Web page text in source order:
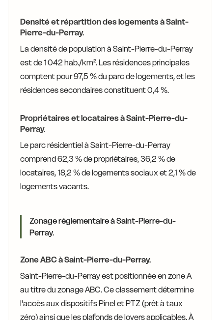
Densité et répartition des logements à Saint-
Pierre-du-Perray.
La densité de population à Saint-Pierre-du-Perray
est de 1 042 hab./km². Les résidences principales
comptent pour 97,5 % du parc de logements, et les
résidences secondaires constituent 0,4 %.
Propriétaires et locataires à Saint-Pierre-du-
Perray.
Le parc résidentiel à Saint-Pierre-du-Perray
comprend 62,3 % de propriétaires, 36,2 % de
locataires, 18,2 % de logements sociaux et 2,1 % de
logements vacants.
Zonage réglementaire à Saint-Pierre-du-
Perray.
Zone ABC à Saint-Pierre-du-Perray.
Saint-Pierre-du-Perray est positionnée en zone A
au titre du zonage ABC. Ce classement détermine
l'accès aux dispositifs Pinel et PTZ (prêt à taux
zéro) ainsi que les plafonds de loyers applicables. À